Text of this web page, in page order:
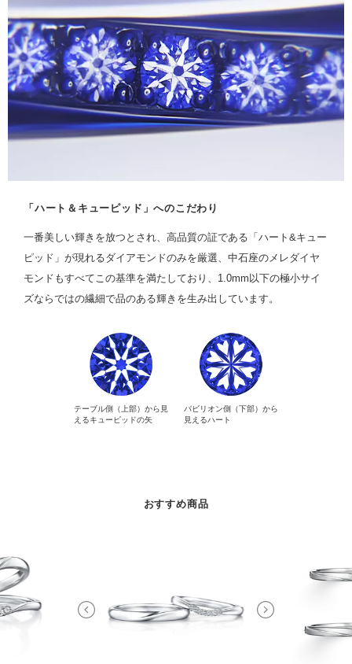
「ハート＆キューピッド」へのこだわり
一番美しい輝きを放つとされ、高品質の証である「ハート&キュー
ピッド」が現れるダイアモンドのみを厳選、中石座のメレダイヤ
モンドもすべてこの基準を満たしており、1.0mm以下の極小サイ
ズならではの繊細で品のある輝きを生み出しています。
テーブル側（上部）から見
えるキューピッドの矢
パビリオン側（下部）から
見えるハート
おすすめ商品